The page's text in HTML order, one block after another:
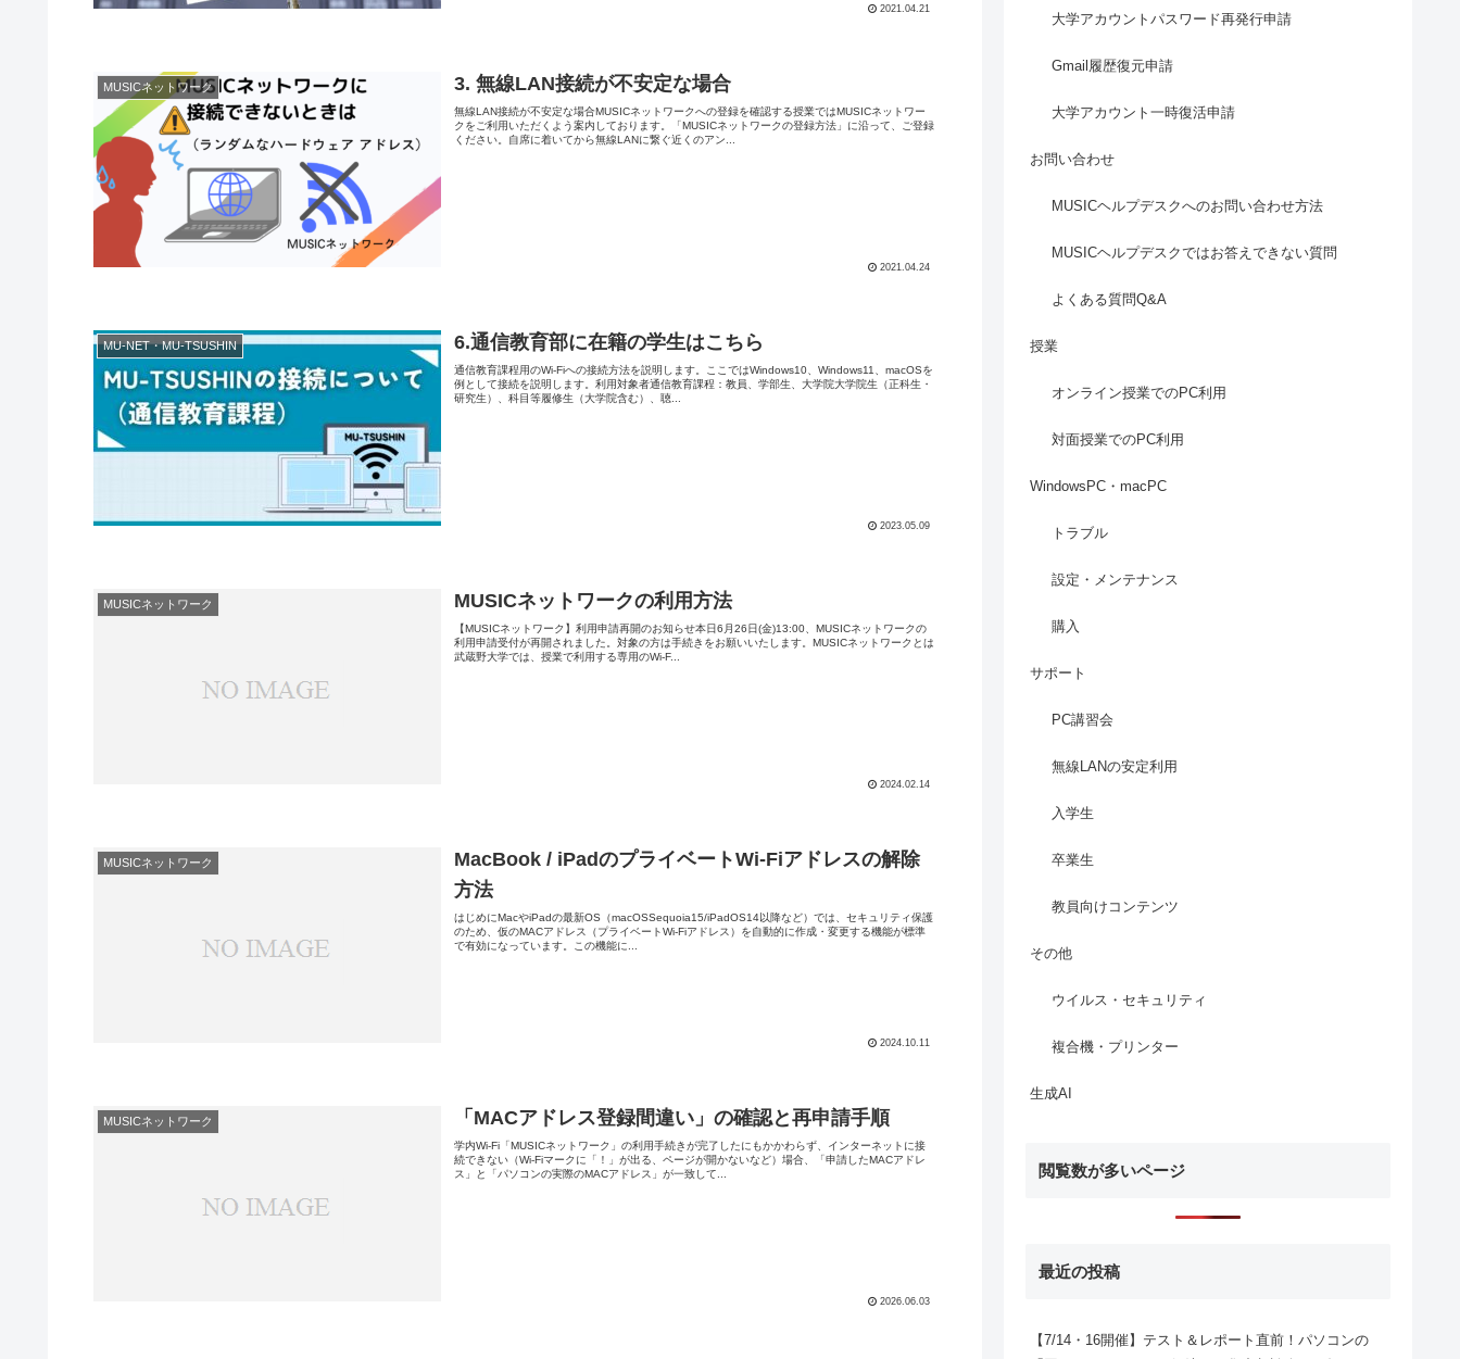
2021.04.21
MUSICネットワーク 3. 無線LAN接続が不安定な場合
無線LAN接続が不安定な場合MUSICネットワークへの登録を確認する授業ではMUSICネットワー
クをご利用いただくよう案内しております。「MUSICネットワークの登録方法」に沿って、ご登録
ください。自席に着いてから無線LANに繋ぐ近くのアン...
2021.04.24
MU-NET・MU-TSUSHIN 6.通信教育部に在籍の学生はこちら
通信教育課程用のWi-Fiへの接続方法を説明します。ここではWindows10、Windows11、macOSを
例として接続を説明します。利用対象者通信教育課程：教員、学部生、大学院大学院生（正科生・
研究生）、科目等履修生（大学院含む）、聴...
2023.05.09
MUSICネットワーク MUSICネットワークの利用方法
【MUSICネットワーク】利用申請再開のお知らせ本日6月26日(金)13:00、MUSICネットワークの
利用申請受付が再開されました。対象の方は手続きをお願いいたします。MUSICネットワークとは
武蔵野大学では、授業で利用する専用のWi-F...
2024.02.14
MUSICネットワーク
MacBook / iPadのプライベートWi-Fiアドレスの解除
方法
はじめにMacやiPadの最新OS（macOSSequoia15/iPadOS14以降など）では、セキュリティ保護
のため、仮のMACアドレス（プライベートWi-Fiアドレス）を自動的に作成・変更する機能が標準
で有効になっています。この機能に...
2024.10.11
MUSICネットワーク 「MACアドレス登録間違い」の確認と再申請手順
学内Wi-Fi「MUSICネットワーク」の利用手続きが完了したにもかかわらず、インターネットに接
続できない（Wi-Fiマークに「！」が出る、ページが開かないなど）場合、「申請したMACアドレ
ス」と「パソコンの実際のMACアドレス」が一致して...
2026.06.03
大学アカウントパスワード再発行申請
Gmail履歴復元申請
大学アカウント一時復活申請
お問い合わせ
MUSICヘルプデスクへのお問い合わせ方法
MUSICヘルプデスクではお答えできない質問
よくある質問Q&A
授業
オンライン授業でのPC利用
対面授業でのPC利用
WindowsPC・macPC
トラブル
設定・メンテナンス
購入
サポート
PC講習会
無線LANの安定利用
入学生
卒業生
教員向けコンテンツ
その他
ウイルス・セキュリティ
複合機・プリンター
生成AI
閲覧数が多いページ
最近の投稿
【7/14・16開催】テスト＆レポート直前！パソコンの